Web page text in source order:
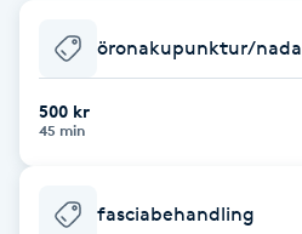
Babylights
Balayage
öronakupunktur/nada
500 kr
45 min
fasciabehandling